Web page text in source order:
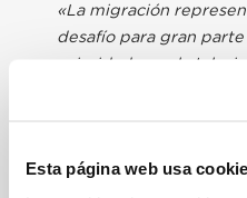
Esta página web usa
«La migración
desafío para gran
prioridad para la
visitado y abrazado en